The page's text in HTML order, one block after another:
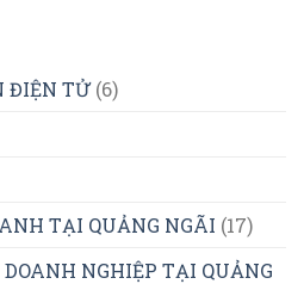
ĐIỆN TỬ(6)
TẠI QUẢNG NGÃI (17)
NGHIỆP TẠI QUẢNG